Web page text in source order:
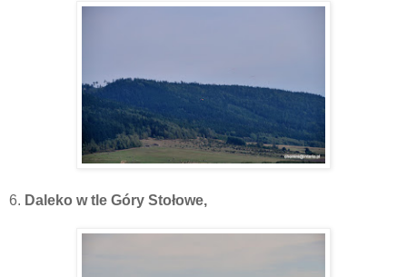
6. Daleko w tle Góry Stołowe,